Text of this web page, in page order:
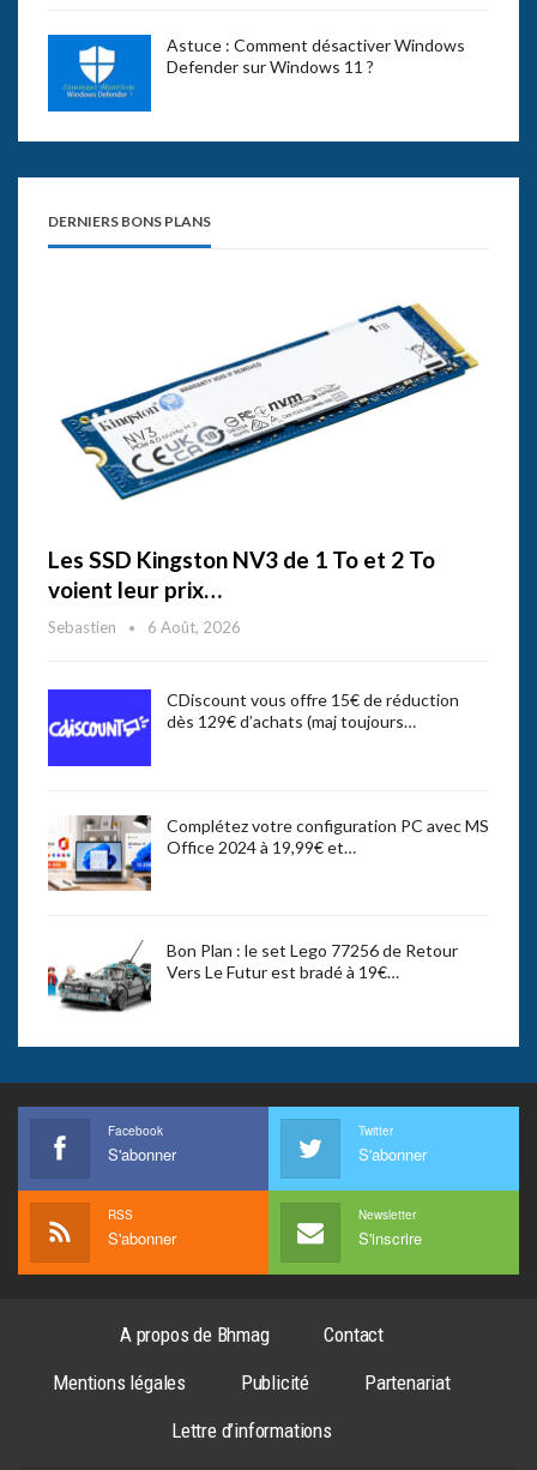
Astuce : Comment désactiver Windows
Defender sur Windows 11 ?
DERNIERS BONS PLANS
Les SSD Kingston NV3 de 1 To et 2 To
voient leur prix…
Sebastien 6 Août, 2026
CDiscount vous offre 15€ de réduction
dès 129€ d’achats (maj toujours…
Complétez votre configuration PC avec MS
Office 2024 à 19,99€ et…
Bon Plan : le set Lego 77256 de Retour
Vers Le Futur est bradé à 19€…
Facebook
S'abonner
Twitter
S'abonner
RSS
S'abonner
Newsletter
S'inscrire
A propos de Bhmag
Contact
Mentions légales
Publicité
Partenariat
Lettre d’informations